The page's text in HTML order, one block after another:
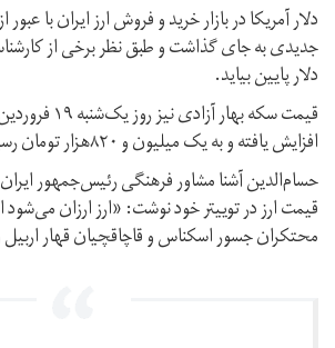
جدیدی به جای گذاشت و طبق نظر برخی از
دلار پایین بیاید.
قیمت سکه بهار
افزایش یافته و به یک میلیون و ۸۲۰هزار تومان رسیده است.
حسام‌الدین آشنا مشاور فرهنگی رئیس‌جمهور
قیمت ارز در توییتر خود نوشت: «ارز ارزان می‌شود
محتکران جسور اسکناس و قاچاقچیان قهار اربیل